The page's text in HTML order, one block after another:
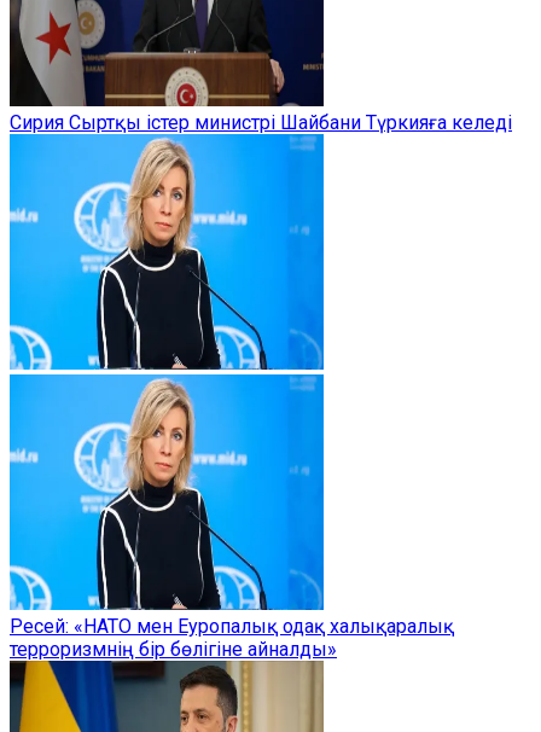
Сирия Сыртқы істер министрі Шайбани Түркияға келеді
Ресей: «НАТО мен Еуропалық одақ халықаралық
терроризмнің бір бөлігіне айналды»